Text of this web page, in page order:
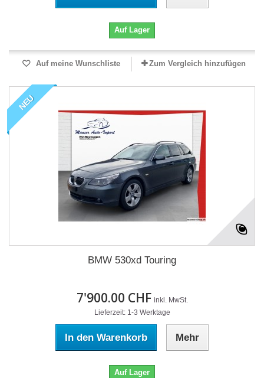
Auf Lager
Auf meine Wunschliste Zum Vergleich hinzufügen
NEU
BMW 530xd Touring
7'900.00 CHF inkl. MwSt.
Lieferzeit: 1-3 Werktage
In den Warenkorb Mehr
Auf Lager